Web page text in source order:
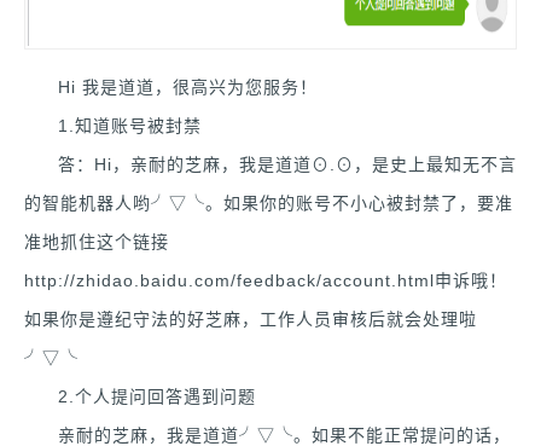
Hi 我是道道，很高兴为您服务！
1.知道账号被封禁
答：Hi，亲耐的芝麻，我是道道⊙.⊙，是史上最知无不言
的智能机器人哟╯▽╰。如果你的账号不小心被封禁了，要准
准地抓住这个链接
http://zhidao.baidu.com/feedback/account.html申诉哦！
如果你是遵纪守法的好芝麻，工作人员审核后就会处理啦
╯▽╰
2.个人提问回答遇到问题
亲耐的芝麻，我是道道╯▽╰。如果不能正常提问的话，